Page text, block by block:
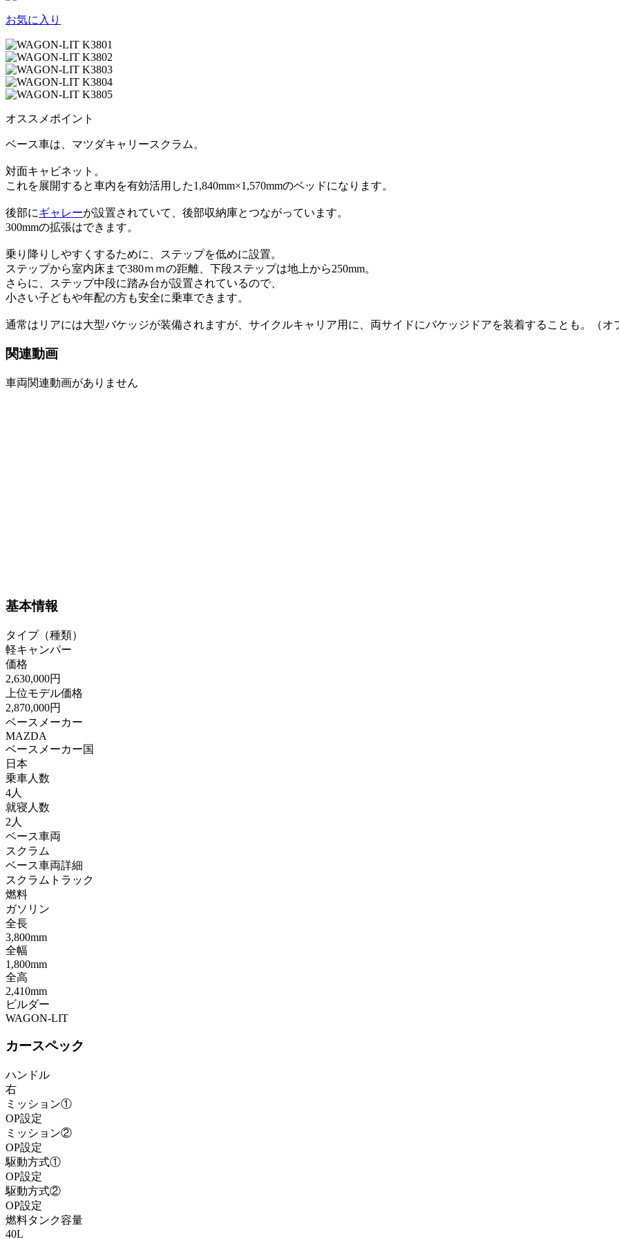
お気に入り
オススメポイント
ベース車は、マツダキャリースクラム。
対面キャビネット。
これを展開すると車内を有効活用した1,840mm×1,570mmのベッドになります。
後部にギャレーが設置されていて、後部収納庫とつながっています。
300mmの拡張はできます。
乗り降りしやすくするために、ステップを低めに設置。
ステップから室内床まで380ｍｍの距離、下段ステップは地上から250mm。
さらに、ステップ中段に踏み台が設置されているので、
小さい子どもや年配の方も安全に乗車できます。
通常はリアには大型バケッジが装備されますが、サイクルキャリア用に、両サイドにバケッジドアを装着することも。（オ
関連動画
車両関連動画がありません
基本情報
タイプ（種類）
軽キャンパー
価格
2,630,000円
上位モデル価格
2,870,000円
ベースメーカー
MAZDA
ベースメーカー国
日本
乗車人数
4人
就寝人数
2人
ベース車両
スクラム
ベース車両詳細
スクラムトラック
燃料
ガソリン
全長
3,800mm
全幅
1,800mm
全高
2,410mm
ビルダー
WAGON-LIT
カースペック
ハンドル
右
ミッション①
OP設定
ミッション②
OP設定
駆動方式①
OP設定
駆動方式②
OP設定
燃料タンク容量
40L